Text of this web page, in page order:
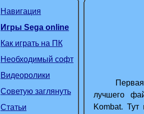
Первая
лучшего
Kombat.
Навигация
Как играть на ПК
Советую заглянуть
Необходимый софт
Статьи
Видеоролики
Игры Sega online